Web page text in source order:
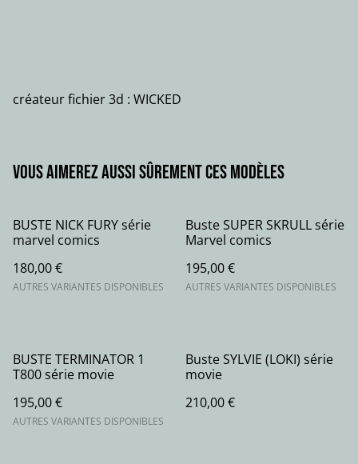
créateur fichier 3d : WICKED
Vous aimerez aussi sûrement ces modèles
BUSTE NICK FURY série
marvel comics
180,00 €
AUTRES VARIANTES DISPONIBLES
Buste SUPER SKRULL série
Marvel comics
195,00 €
AUTRES VARIANTES DISPONIBLES
BUSTE TERMINATOR 1
T800 série movie
195,00 €
AUTRES VARIANTES DISPONIBLES
Buste SYLVIE (LOKI) série
movie
210,00 €